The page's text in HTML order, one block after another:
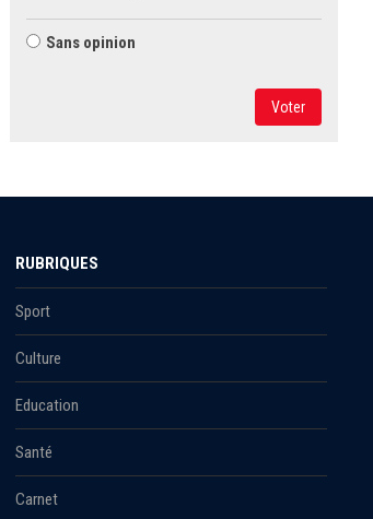
Sans opinion
Voter
RUBRIQUES
Sport
Culture
Education
Santé
Carnet